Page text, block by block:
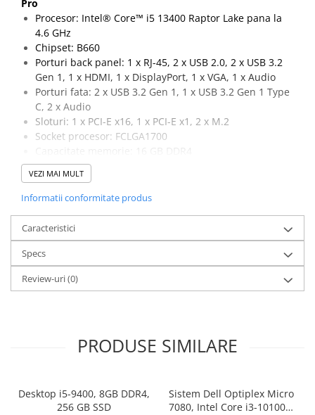
Monitoare NOI
Monitoare Refurbished
Monitoare Renew
Monitoare Second-Hand
Servere
Hard Disk-uri SERVER
Accesorii server
Cabinete metalice
Procesoare server
Sisteme server
Stabilizatoare de tensiune
Hard Disk-uri & SSD-uri externe
UPS-uri
Pro
Procesor: Intel® Core™ i5 13400 Raptor Lake pana la
4.6 GHz
Chipset: B660
Porturi back panel: 1 x RJ-45, 2 x USB 2.0, 2 x USB 3.2
Gen 1, 1 x HDMI, 1 x DisplayPort, 1 x VGA, 1 x Audio
Porturi fata: 2 x USB 3.2 Gen 1, 1 x USB 3.2 Gen 1 Type
C, 2 x Audio
Sloturi: 1 x PCI-E x16, 1 x PCI-E x1, 2 x M.2
Socket procesor: FCLGA1700
Capacitate stocare: 512 GB SSD M.2
Sistem de operare: Windows 11 Pro
VEZI MAI MULT
Informatii conformitate produs
Caracteristici
Specs
Review-uri(0)
PRODUSE SIMILARE
Desktop i5-9400, 8GB DDR4,
256 GB SSD
Sistem Dell Optiplex Micro
7080, Intel Core i3-10100T,